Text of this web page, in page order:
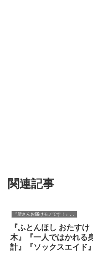
関連記事
『所さんお届けモノです！』過去の紹介品
『ふとんほし おたすけ
木』『一人ではかれる
計』『ソックスエイド』